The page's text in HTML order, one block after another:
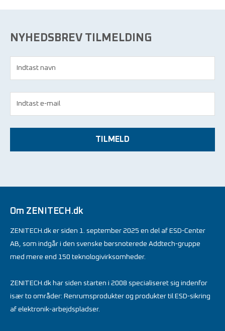
NYHEDSBREV TILMELDING
TILMELD
Om ZENITECH.dk
ZENITECH.dk er siden 1. september 2025 en del af ESD-Center
AB, som indgår i den svenske børsnoterede Addtech-gruppe
med mere end 150 teknologivirksomheder.
ZENITECH.dk har siden starten i 2008 specialiseret sig indenfor
især to områder: Renrumsprodukter og produkter til ESD-sikring
af elektronik-arbejdspladser.